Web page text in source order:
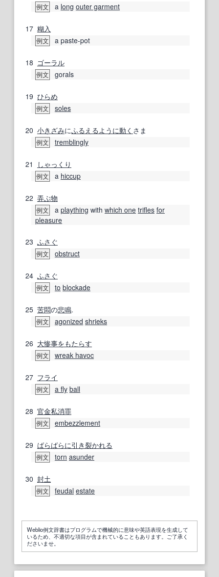
例文 a long outer garment
17 糊入
例文 a paste-pot
18 ゴーラル
例文 gorals
19 ひらめ
例文 soles
20 小きざみにふるえる ように動く さま
例文 tremblingly
21 しゃっくり
例文 a hiccup
22 弄ぶ物
例文 a plaything with which one trifles for
pleasure
23 ふさぐ
例文 obstruct
24 ふさぐ
例文 to blockade
25 苦悶の悲鳴.
例文 agonized shrieks
26 大惨事をもたらす
例文 wreak havoc
27 フライ
例文 a fly ball
28 官金私消罪
例文 embezzlement
29 ばらばらに引き裂かれる
例文 torn asunder
30 封土
例文 feudal estate
Weblio例文辞書はプログラムで機械的に意味や英語表現を生成して
いるため、不適切な項目が含まれていることもあります。ご了承く
ださいませ。